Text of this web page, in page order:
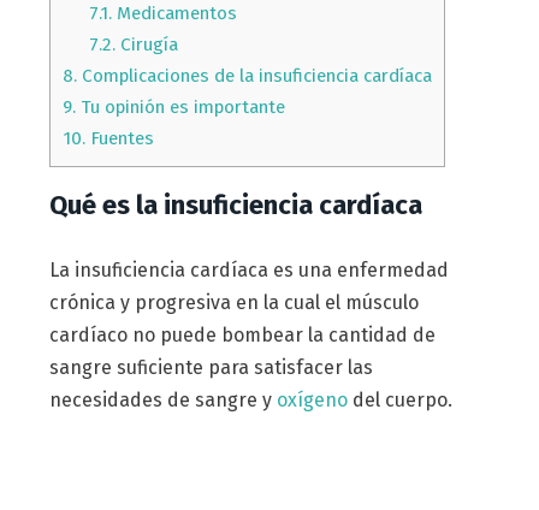
7.1. Medicamentos
7.2. Cirugía
8.Complicaciones de la insuficiencia cardíaca
9.Tu opinión es importante
10.Fuentes
Qué es la insuficiencia cardíaca
La insuficiencia cardíaca es una enfermedad
crónica y progresiva en la cual el músculo
cardíaco no puede bombear la cantidad de
sangre suficiente para satisfacer las
necesidades de sangre y oxígenodel cuerpo.